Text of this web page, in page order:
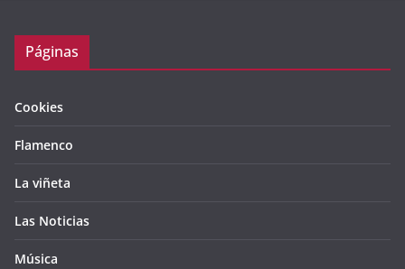
Páginas
Cookies
Flamenco
La viñeta
Las Noticias
Música